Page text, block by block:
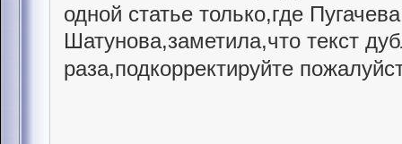
одной статье только,где
Шатунова,заметила,что текст
раза,подкорректируйте